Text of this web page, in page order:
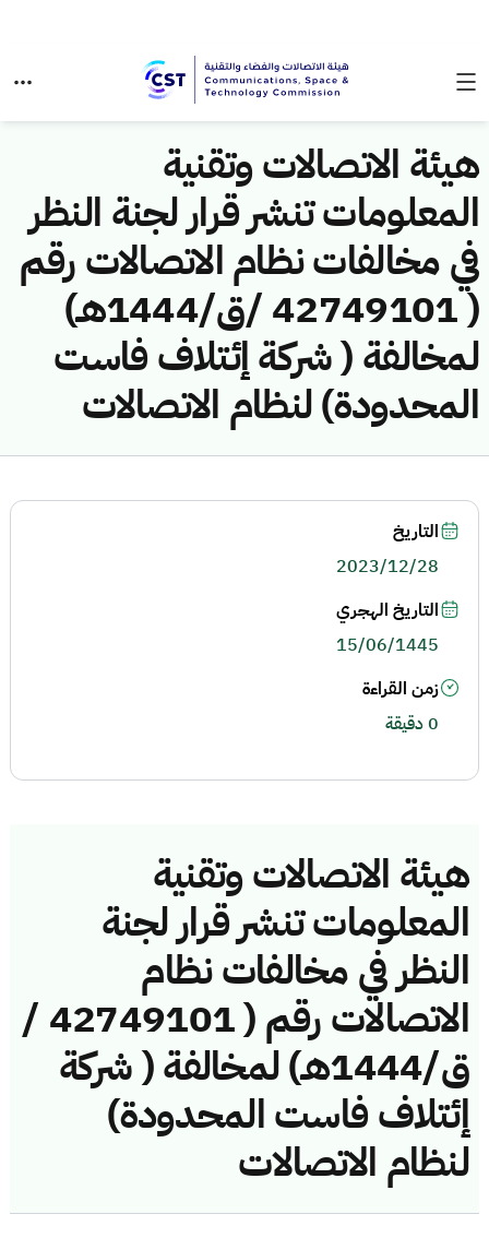
هيئة الاتصالات وتقنية
المعلومات تنشر قرار لجنة النظر
في مخالفات نظام الاتصالات رقم
( 42749101 /ق/1444هـ)
لمخالفة ( شركة إئتلاف فاست
المحدودة) لنظام الاتصالات
هيئة الاتصالات وتقنية
المعلومات تنشر قرار لجنة
النظر في مخالفات نظام
الاتصالات رقم ( 42749101 /
ق/1444هـ) لمخالفة ( شركة
إئتلاف فاست المحدودة)
لنظام الاتصالات
التاريخ
2023/12/28
التاريخ الهجري
15/06/1445
زمن القراءة
0 دقيقة